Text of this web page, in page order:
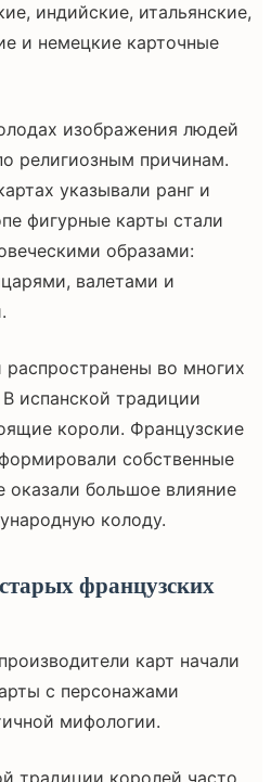
индийские, итальянские,
и немецкие карточные
изображения людей
религиозным причинам.
указывали ранг и
фигурные карты стали
образами:
валетами и
во многих
испанской традиции
короли. Французские
собственные
оказали большое влияние
колоду.
французских
карт начали
с персонажами
мифологии.
традиции королей часто